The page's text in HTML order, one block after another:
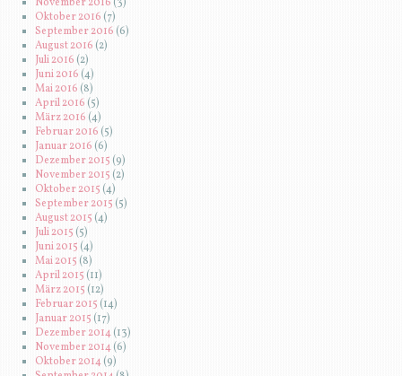
Oktober 2016 (7)
September 2016 (6)
August 2016(2)
Juli 2016 (2)
Juni 2016 (4)
Mai 2016 (8)
April 2016 (5)
März 2016 (4)
Februar 2016(5)
Januar 2016 (6)
Dezember 2015 (9)
November 2015 (2)
Oktober 2015 (4)
September 2015 (5)
August 2015 (4)
Juli 2015 (5)
Juni 2015 (4)
Mai 2015(8)
April 2015 (11)
März 2015(12)
Februar 2015 (14)
Januar 2015 (17)
Dezember 2014(13)
November 2014(6)
Oktober 2014(9)